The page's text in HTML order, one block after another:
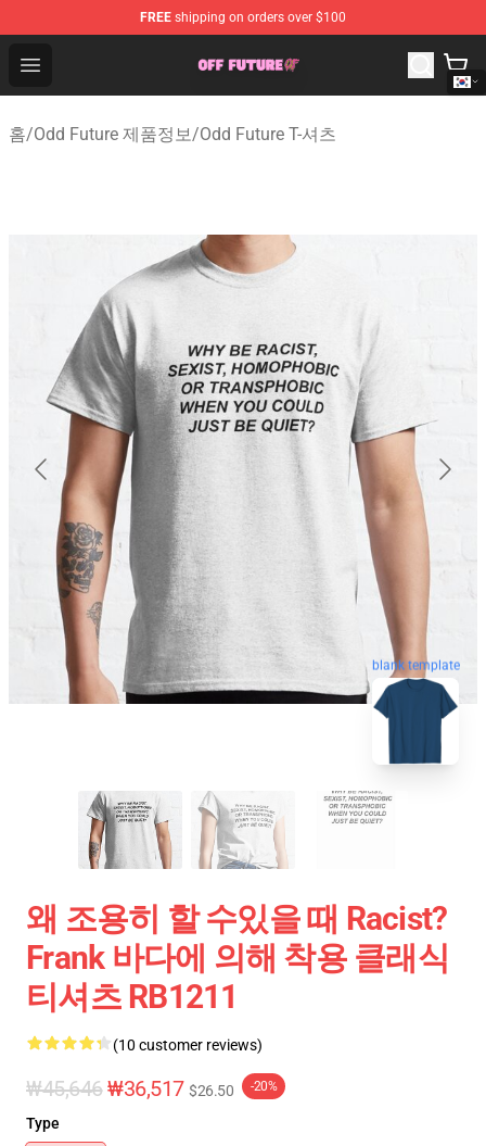
FREE shipping on orders over $100
Open menu
Odd Future Store - Official Odd Future Merchandise Shop
홈/Odd Future 제품정보/Odd Future T-셔츠
blank template
왜 조용히 할 수있을 때 Racist?
Frank 바다에 의해 착용 클래식
티셔츠 RB1211
(10 customer reviews)
₩45,646₩36,517 $26.50 -20%
Type